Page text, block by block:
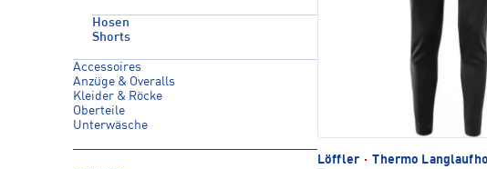
Hosen
Shorts
Accessoires
Anzüge & Overalls
Kleider & Röcke
Oberteile
Unterwäsche
Löffler · Thermo